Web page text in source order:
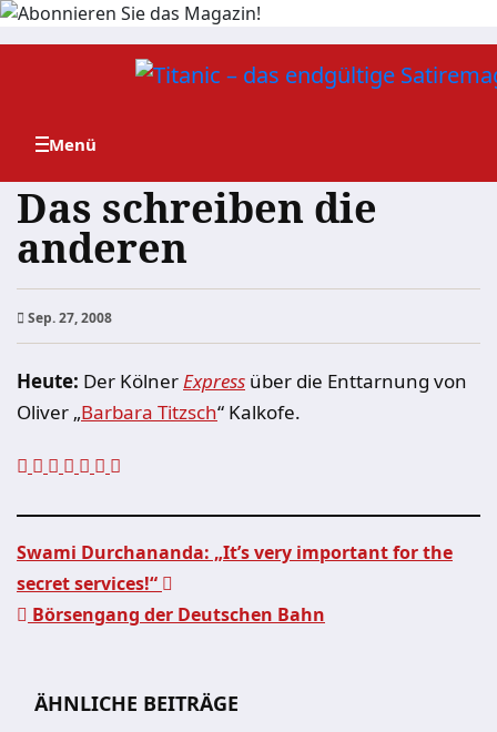
Zum
Das schreiben die
anderen
Sep. 27, 2008
Heute: Der KölnerExpress über die Enttarnung von
Oliver „Barbara Titzsch“ Kalkofe.
Beitragsnavigation
Swami Durchananda: „It’s very important for the
secret services!“
Börsengang der Deutschen Bahn
ÄHNLICHE BEITRÄGE